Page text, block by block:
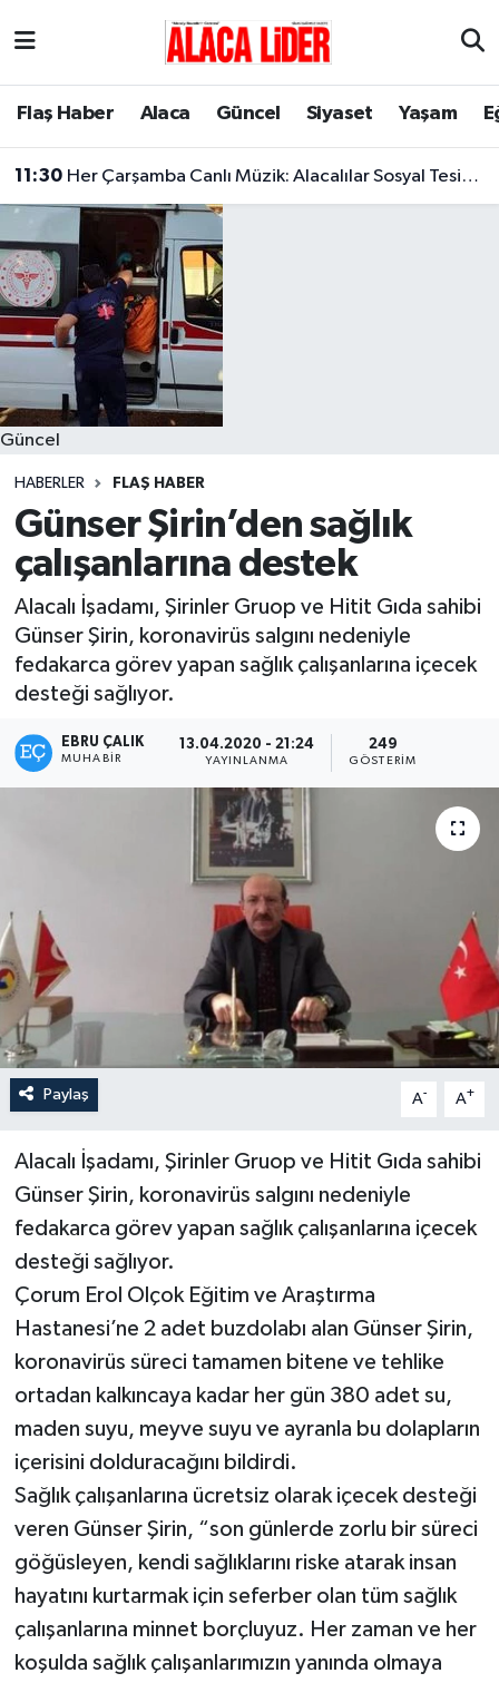
Flaş Haber Alaca Güncel Siyaset Yaşam
11:30 Her Çarşamba Canlı Müzik: Alacalılar Sosyal Tesislerde Buluşuyor!
Güncel
HABERLER FLAŞ HABER
Günser Şirin’den sağlık
çalışanlarına destek
Alacalı İşadamı, Şirinler Gruop ve Hitit Gıda sahibi
Günser Şirin, koronavirüs salgını nedeniyle
fedakarca görev yapan sağlık çalışanlarına içecek
desteği sağlıyor.
EBRU ÇALIK
MUHABIR
13.04.2020 - 21:24
YAYINLANMA
249
GÖSTERIM
Paylaş A- A+
Alacalı İşadamı, Şirinler Gruop ve Hitit Gıda sahibi
Günser Şirin, koronavirüs salgını nedeniyle
fedakarca görev yapan sağlık çalışanlarına içecek
desteği sağlıyor.
Çorum Erol Olçok Eğitim ve Araştırma
Hastanesi’ne 2 adet buzdolabı alan Günser Şirin,
koronavirüs süreci tamamen bitene ve tehlike
ortadan kalkıncaya kadar her gün 380 adet su,
maden suyu, meyve suyu ve ayranla bu dolapların
içerisini dolduracağını bildirdi.
Sağlık çalışanlarına ücretsiz olarak içecek desteği
veren Günser Şirin, “son günlerde zorlu bir süreci
göğüsleyen, kendi sağlıklarını riske atarak insan
hayatını kurtarmak için seferber olan tüm sağlık
çalışanlarına minnet borçluyuz. Her zaman ve her
koşulda sağlık çalışanlarımızın yanında olmaya
Çorum Nöbetçi Eczaneler
Çorum Trafik Yoğunluk Haritası
Süper Lig Puan Durumu ve Fikstür
Tüm Manşetler
Son Dakika Haberleri
Haber Arşivi